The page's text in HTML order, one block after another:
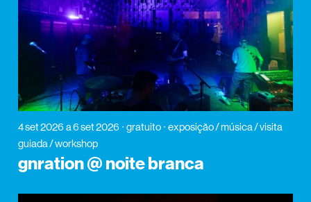
4 set 2026 a 6 set 2026 gratuito
exposição / música / visita
guiada / workshop
gnration @ noite branca